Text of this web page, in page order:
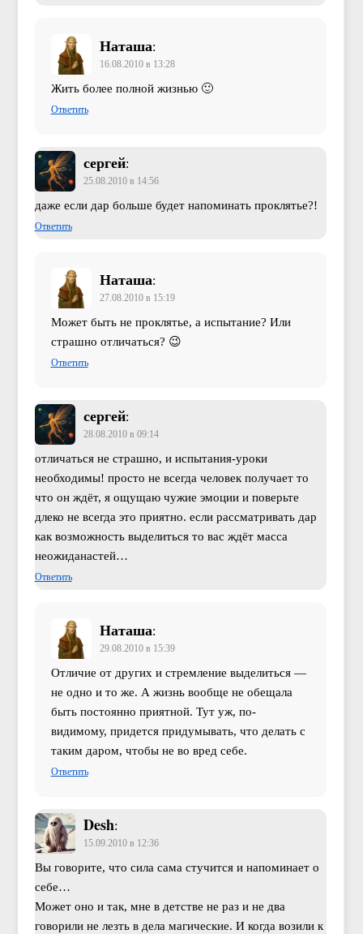
Наташа:
16.08.2010 в 13:28
Жить более полной жизнью 🙂
Ответить
сергей:
25.08.2010 в 14:56
даже если дар больше будет напоминать проклятье?!
Ответить
Наташа:
27.08.2010 в 15:19
Может быть не проклятье, а испытание? Или
страшно отличаться? 😉
Ответить
сергей:
28.08.2010 в 09:14
отличаться не страшно, и испытания-уроки
необходимы! просто не всегда человек получает то
что он ждёт, я ощущаю чужие эмоции и поверьте
длеко не всегда это приятно. если рассматривать дар
как возможность выделиться то вас ждёт масса
неожиданастей…
Ответить
Наташа:
29.08.2010 в 15:39
Отличие от других и стремление выделиться —
не одно и то же. А жизнь вообще не обещала
быть постоянно приятной. Тут уж, по-
видимому, придется придумывать, что делать с
таким даром, чтобы не во вред себе.
Ответить
Desh:
15.09.2010 в 12:36
Вы говорите, что сила сама стучится и напоминает о
себе…
Может оно и так, мне в детстве не раз и не два
говорили не лезть в дела магические. И когда возили к